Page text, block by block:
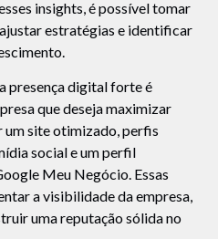
insights, é possível tomar
estratégias e identificar
presença digital forte é
que deseja maximizar
um site otimizado, perfis
social e um perfil
Meu Negócio. Essas
a visibilidade da empresa,
uma reputação sólida no